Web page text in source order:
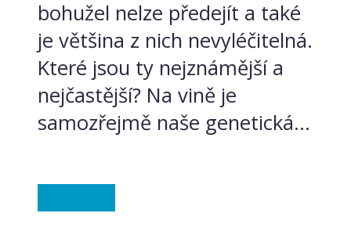
bohužel nelze předejít a také
je většina z nich nevyléčitelná.
Které jsou ty nejznámější a
nejčastější? Na vině je
samozřejmě naše genetická...